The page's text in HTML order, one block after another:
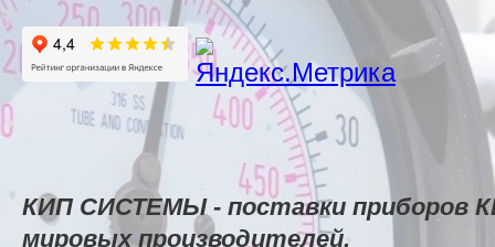
КИП СИСТЕМЫ - поставки приборов
мировых производителей.